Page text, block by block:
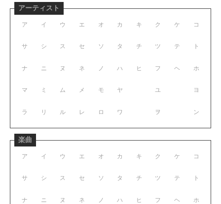
アーティスト
ア イ ウ エ オ
サ シ ス セ ソ
ナ ニ ヌ ネ ノ
マ ミ ム メ モ
ラ リ ル レ ロ
カ キ ク ケ コ
タ チ ツ テ ト
ハ ヒ フ ヘ ホ
ヤ ユ ヨ
ワ ヲ ン
楽曲
ア イ ウ エ オ
サ シ ス セ ソ
ナ ニ ヌ ネ ノ
カ キ ク ケ コ
タ チ ツ テ ト
ハ ヒ フ ヘ ホ